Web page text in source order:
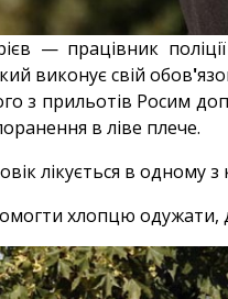
— працівник
виконує свій обов'
з прильотів Росим
в ліве плече.
лікується в одному
хлопцю одужати,